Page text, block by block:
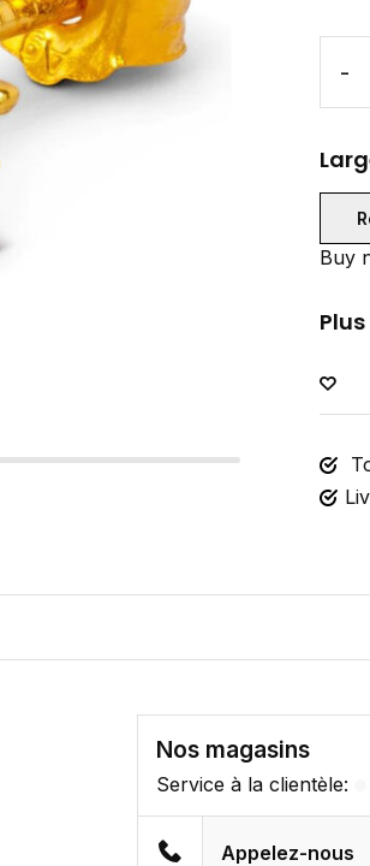
-
Buy
Nos magasins
Service à la clientèle:
Appelez-nous